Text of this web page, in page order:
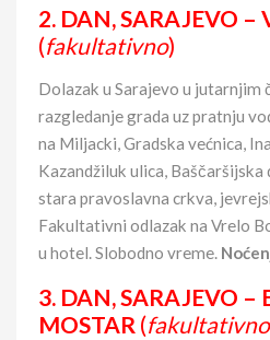
2. DAN, SARAJEVO –
(fakultativno)
Dolazak u Sarajevo u jutarnjim
razgledanje grada uz pratnju
na Miljacki, Gradska većnica,
Kazandžiluk ulica, Baščaršijska
stara pravoslavna crkva,
Fakultativni odlazak na Vrelo
u hotel. Slobodno vreme.
3. DAN, SARAJEVO –
MOSTAR (fakultativno